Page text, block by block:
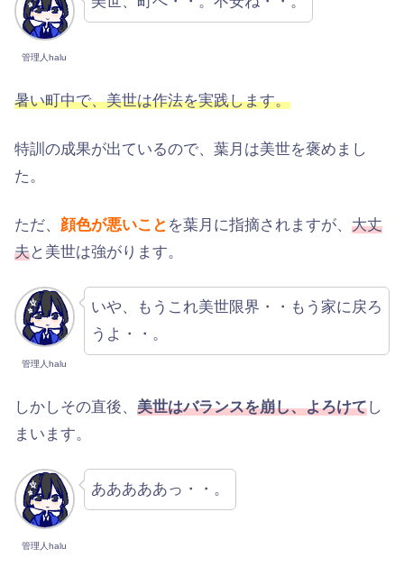
管理人halu
暑い町中で、美世は作法を実践します。
特訓の成果が出ているので、葉月は美世を褒めまし
た。
ただ、 顔色が悪いこと を葉月に指摘されますが、 大丈
夫と美世は強がります。
管理人halu
いや、もうこれ美世限界・・もう家に戻ろ
うよ・・。
しかしその直後、 美世はバランスを崩し、よろけてし
まいます。
管理人halu
あああああっ・・。